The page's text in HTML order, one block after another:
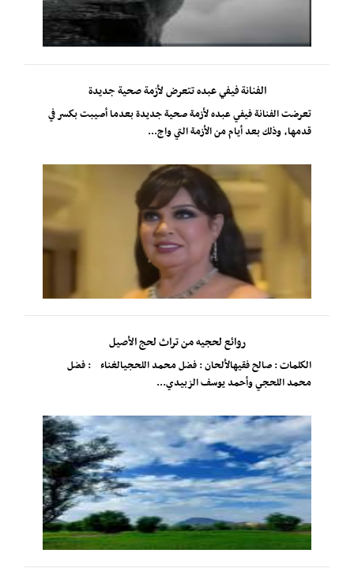
الفنانة فيفي عبده تتعرض لأزمة صحية جديدة
تعرضت الفنانة فيفي عبده لأزمة صحية جديدة بعدما أصيبت بكسر في
قدمها، وذلك بعد أيام من الأزمة التي واج...
روائع لحجيه من تراث لحج الأصيل
الكلمات : صالح فقيهالألحان : فضل محمد اللحجيالغناء : فضل
محمد اللحجي وأحمد يوسف الزبيدي...